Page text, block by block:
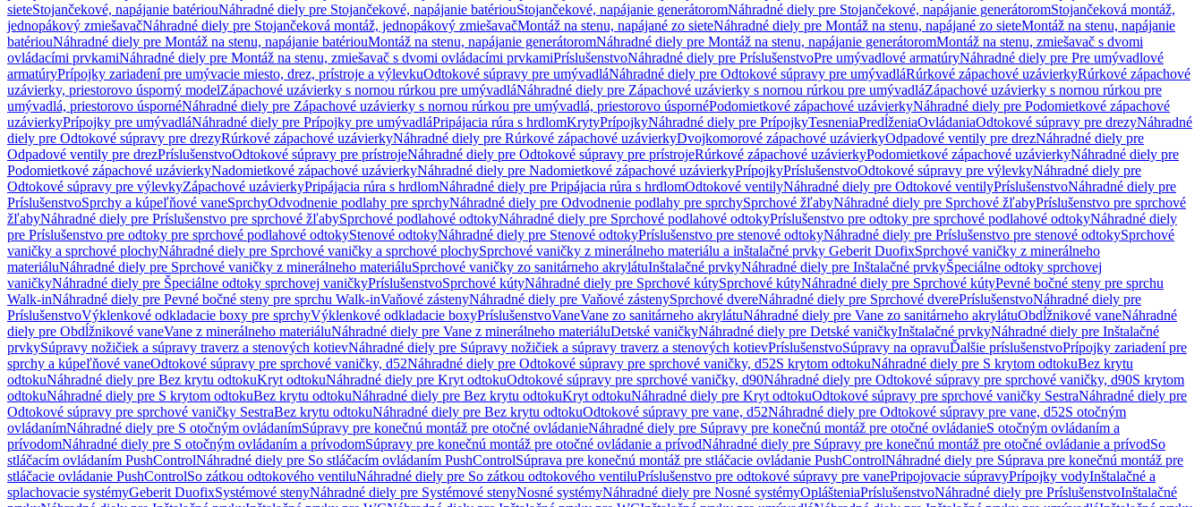
sieteStojančekové, napájanie batériouNáhradné diely pre Stojančekové, napájanie batériouStojančekové, napájanie generátoromNáhradné diely pre Stojančekové, napájanie generátoromStojančeková montáž,
jednopákový zmiešavačNáhradné diely pre Stojančeková montáž, jednopákový zmiešavačMontáž na stenu, napájané zo sieteNáhradné diely pre Montáž na stenu, napájané zo sieteMontáž na stenu, napájanie
batériouNáhradné diely pre Montáž na stenu, napájanie batériouMontáž na stenu, napájanie generátoromNáhradné diely pre Montáž na stenu, napájanie generátoromMontáž na stenu, zmiešavač s dvomi
ovládacími prvkamiNáhradné diely pre Montáž na stenu, zmiešavač s dvomi ovládacími prvkamiPríslušenstvoNáhradné diely pre PríslušenstvoPre umývadlové armatúryNáhradné diely pre Pre umývadlové
armatúryPrípojky zariadení pre umývacie miesto, drez, prístroje a výlevkuOdtokové súpravy pre umývadláNáhradné diely pre Odtokové súpravy pre umývadláRúrkové zápachové uzávierkyRúrkové zápachové
uzávierky, priestorovo úsporný modelZápachové uzávierky s nornou rúrkou pre umývadláNáhradné diely pre Zápachové uzávierky s nornou rúrkou pre umývadláZápachové uzávierky s nornou rúrkou pre
umývadlá, priestorovo úspornéNáhradné diely pre Zápachové uzávierky s nornou rúrkou pre umývadlá, priestorovo úspornéPodomietkové zápachové uzávierkyNáhradné diely pre Podomietkové zápachové
uzávierkyPrípojky pre umývadláNáhradné diely pre Prípojky pre umývadláPripájacia rúra s hrdlomKrytyPrípojkyNáhradné diely pre PrípojkyTesneniaPredĺženiaOvládaniaOdtokové súpravy pre drezyNáhradné
diely pre Odtokové súpravy pre drezyRúrkové zápachové uzávierkyNáhradné diely pre Rúrkové zápachové uzávierkyDvojkomorové zápachové uzávierkyOdpadové ventily pre drezNáhradné diely pre
Odpadové ventily pre drezPríslušenstvoOdtokové súpravy pre prístrojeNáhradné diely pre Odtokové súpravy pre prístrojeRúrkové zápachové uzávierkyPodomietkové zápachové uzávierkyNáhradné diely pre
Podomietkové zápachové uzávierkyNadomietkové zápachové uzávierkyNáhradné diely pre Nadomietkové zápachové uzávierkyPrípojkyPríslušenstvoOdtokové súpravy pre výlevkyNáhradné diely pre
Odtokové súpravy pre výlevkyZápachové uzávierkyPripájacia rúra s hrdlomNáhradné diely pre Pripájacia rúra s hrdlomOdtokové ventilyNáhradné diely pre Odtokové ventilyPríslušenstvoNáhradné diely pre
PríslušenstvoSprchy a kúpeľňové vaneSprchyOdvodnenie podlahy pre sprchyNáhradné diely pre Odvodnenie podlahy pre sprchySprchové žľabyNáhradné diely pre Sprchové žľabyPríslušenstvo pre sprchové
žľabyNáhradné diely pre Príslušenstvo pre sprchové žľabySprchové podlahové odtokyNáhradné diely pre Sprchové podlahové odtokyPríslušenstvo pre odtoky pre sprchové podlahové odtokyNáhradné diely
pre Príslušenstvo pre odtoky pre sprchové podlahové odtokyStenové odtokyNáhradné diely pre Stenové odtokyPríslušenstvo pre stenové odtokyNáhradné diely pre Príslušenstvo pre stenové odtokySprchové
vaničky a sprchové plochyNáhradné diely pre Sprchové vaničky a sprchové plochySprchové vaničky z minerálneho materiálu a inštalačné prvky Geberit DuofixSprchové vaničky z minerálneho
materiáluNáhradné diely pre Sprchové vaničky z minerálneho materiáluSprchové vaničky zo sanitárneho akrylátuInštalačné prvkyNáhradné diely pre Inštalačné prvkyŠpeciálne odtoky sprchovej
vaničkyNáhradné diely pre Špeciálne odtoky sprchovej vaničkyPríslušenstvoSprchové kútyNáhradné diely pre Sprchové kútySprchové kútyNáhradné diely pre Sprchové kútyPevné bočné steny pre sprchu
Walk-inNáhradné diely pre Pevné bočné steny pre sprchu Walk-inVaňové zástenyNáhradné diely pre Vaňové zástenySprchové dvereNáhradné diely pre Sprchové dverePríslušenstvoNáhradné diely pre
PríslušenstvoVýklenkové odkladacie boxy pre sprchyVýklenkové odkladacie boxyPríslušenstvoVaneVane zo sanitárneho akrylátuNáhradné diely pre Vane zo sanitárneho akrylátuObdĺžnikové vaneNáhradné
diely pre Obdĺžnikové vaneVane z minerálneho materiáluNáhradné diely pre Vane z minerálneho materiáluDetské vaničkyNáhradné diely pre Detské vaničkyInštalačné prvkyNáhradné diely pre Inštalačné
prvkySúpravy nožičiek a súpravy traverz a stenových kotievNáhradné diely pre Súpravy nožičiek a súpravy traverz a stenových kotievPríslušenstvoSúpravy na opravuĎalšie príslušenstvoPrípojky zariadení pre
sprchy a kúpeľňové vaneOdtokové súpravy pre sprchové vaničky, d52Náhradné diely pre Odtokové súpravy pre sprchové vaničky, d52S krytom odtokuNáhradné diely pre S krytom odtokuBez krytu
odtokuNáhradné diely pre Bez krytu odtokuKryt odtokuNáhradné diely pre Kryt odtokuOdtokové súpravy pre sprchové vaničky, d90Náhradné diely pre Odtokové súpravy pre sprchové vaničky, d90S krytom
odtokuNáhradné diely pre S krytom odtokuBez krytu odtokuNáhradné diely pre Bez krytu odtokuKryt odtokuNáhradné diely pre Kryt odtokuOdtokové súpravy pre sprchové vaničky SestraNáhradné diely pre
Odtokové súpravy pre sprchové vaničky SestraBez krytu odtokuNáhradné diely pre Bez krytu odtokuOdtokové súpravy pre vane, d52Náhradné diely pre Odtokové súpravy pre vane, d52S otočným
ovládanímNáhradné diely pre S otočným ovládanímSúpravy pre konečnú montáž pre otočné ovládanieNáhradné diely pre Súpravy pre konečnú montáž pre otočné ovládanieS otočným ovládaním a
prívodomNáhradné diely pre S otočným ovládaním a prívodomSúpravy pre konečnú montáž pre otočné ovládanie a prívodNáhradné diely pre Súpravy pre konečnú montáž pre otočné ovládanie a prívodSo
stláčacím ovládaním PushControlNáhradné diely pre So stláčacím ovládaním PushControlSúprava pre konečnú montáž pre stláčacie ovládanie PushControlNáhradné diely pre Súprava pre konečnú montáž pre
stláčacie ovládanie PushControlSo zátkou odtokového ventiluNáhradné diely pre So zátkou odtokového ventiluPríslušenstvo pre odtokové súpravy pre vanePripojovacie súpravyPrípojky vodyInštalačné a
splachovacie systémyGeberit DuofixSystémové stenyNáhradné diely pre Systémové stenyNosné systémyNáhradné diely pre Nosné systémyOplášteniaPríslušenstvoNáhradné diely pre PríslušenstvoInštalačné